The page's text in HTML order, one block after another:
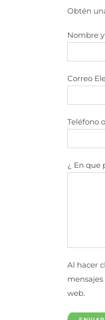
Obtén
Nombre
Correo
Teléfono
¿ En que
Al hacer
web.